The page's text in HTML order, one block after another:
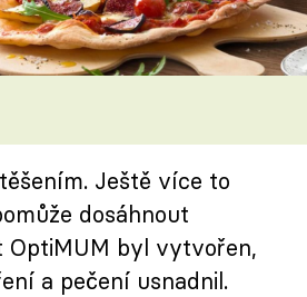
Ještě více to
dosáhnout
OptiMUM byl vytvořen,
a pečení usnadnil.